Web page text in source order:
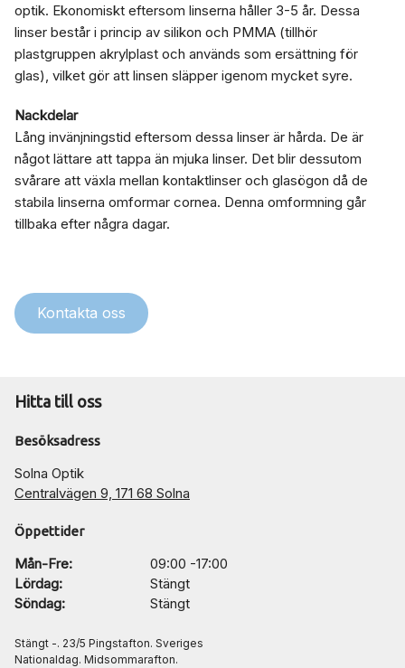
optik. Ekonomiskt eftersom linserna håller 3-5 år. Dessa
linser består i princip av silikon och PMMA (tillhör
plastgruppen akrylplast och används som ersättning för
glas), vilket gör att linsen släpper igenom mycket syre.
Nackdelar
Lång invänjningstid eftersom dessa linser är hårda. De är
något lättare att tappa än mjuka linser. Det blir dessutom
svårare att växla mellan kontaktlinser och glasögon då de
stabila linserna omformar cornea. Denna omformning går
tillbaka efter några dagar.
Kontakta oss
Hitta till oss
Besöksadress
Solna Optik
Centralvägen 9, 171 68 Solna
Öppettider
Mån-Fre:
09:00 -17:00
Lördag:
Stängt
Söndag:
Stängt
Stängt -. 23/5 Pingstafton. Sveriges
Nationaldag. Midsommarafton.